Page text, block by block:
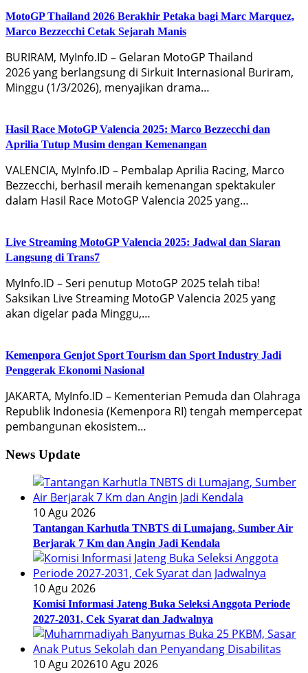
MotoGP Thailand 2026 Berakhir Petaka bagi Marc Marquez,
Marco Bezzecchi Cetak Sejarah Manis
BURIRAM, MyInfo.ID – Gelaran MotoGP Thailand
2026 yang berlangsung di Sirkuit Internasional Buriram,
Minggu (1/3/2026), menyajikan drama…
Hasil Race MotoGP Valencia 2025: Marco Bezzecchi dan
Aprilia Tutup Musim dengan Kemenangan
VALENCIA, MyInfo.ID – Pembalap Aprilia Racing, Marco
Bezzecchi, berhasil meraih kemenangan spektakuler
dalam Hasil Race MotoGP Valencia 2025 yang…
Live Streaming MotoGP Valencia 2025: Jadwal dan Siaran
Langsung di Trans7
MyInfo.ID – Seri penutup MotoGP 2025 telah tiba!
Saksikan Live Streaming MotoGP Valencia 2025 yang
akan digelar pada Minggu,…
Kemenpora Genjot Sport Tourism dan Sport Industry Jadi
Penggerak Ekonomi Nasional
JAKARTA, MyInfo.ID – Kementerian Pemuda dan Olahraga
Republik Indonesia (Kemenpora RI) tengah mempercepat
pembangunan ekosistem…
News Update
10 Agu 2026
Tantangan Karhutla TNBTS di Lumajang, Sumber Air
Berjarak 7 Km dan Angin Jadi Kendala
10 Agu 2026
Komisi Informasi Jateng Buka Seleksi Anggota Periode
2027-2031, Cek Syarat dan Jadwalnya
10 Agu 202610 Agu 2026